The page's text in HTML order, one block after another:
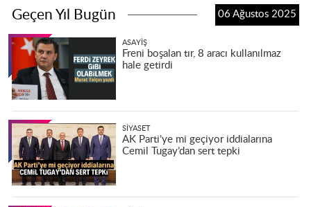
Geçen Yıl Bugün 06 Ağustos 2025
ASAYIŞ
Freni boşalan tır, 8 aracı kullanılmaz
hale getirdi
SIYASET
AK Parti’ye mi geçiyor iddialarına
Cemil Tugay’dan sert tepki